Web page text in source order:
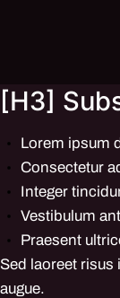
[H3]
Lorem ipsum
Consectetur
Integer
Vestibulum
Praesent
Sed laoreet
augue.